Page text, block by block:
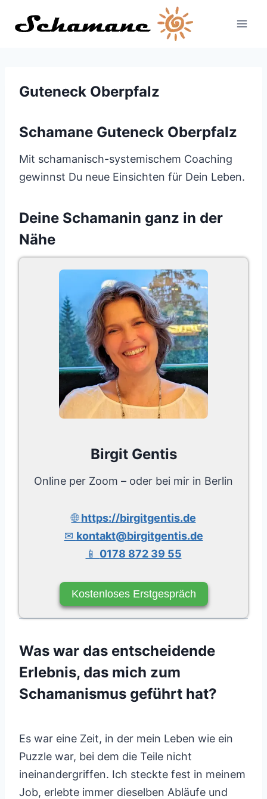
Inhalt
Guteneck Oberpfalz
Schamane Guteneck Oberpfalz
Mit schamanisch-systemischem Coaching
gewinnst Du neue Einsichten für Dein Leben.
Deine Schamanin ganz in der
Nähe
Birgit Gentis
Online per Zoom – oder bei mir in Berlin
🌐https://birgitgentis.de
✉ kontakt@birgitgentis.de
📱 0178 872 39 55
Kostenloses Erstgespräch
Was war das entscheidende
Erlebnis, das mich zum
Schamanismus geführt hat?
Es war eine Zeit, in der mein Leben wie ein
Puzzle war, bei dem die Teile nicht
ineinandergriffen. Ich steckte fest in meinem
Job, erlebte immer dieselben Abläufe und